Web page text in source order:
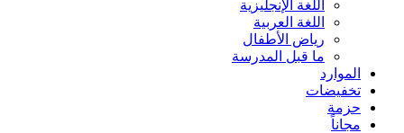
اللغة الإنجليزية
اللغة العربية
رياض الأطفال
ما قبل المدرسة
الموارد
تخفيضات
حزمة
مجاناً